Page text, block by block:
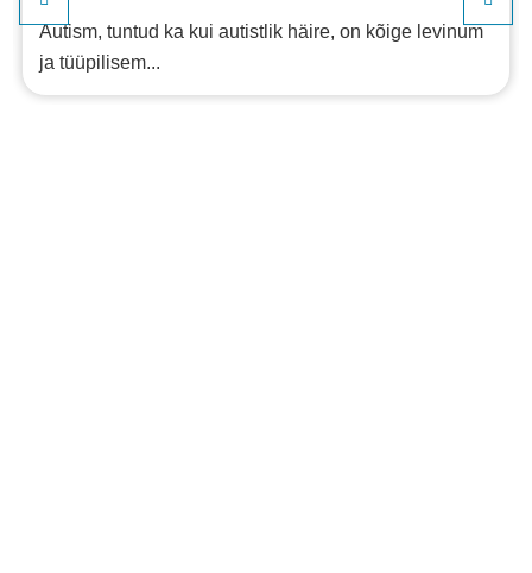
Autism, tuntud ka kui autistlik häire, on kõige levinum
ja tüüpilisem...